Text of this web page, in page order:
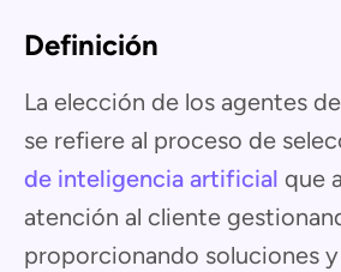
Definición
La elección de los agentes
se refiere al proceso de
de inteligencia artificial que
atención al cliente
proporcionando soluciones